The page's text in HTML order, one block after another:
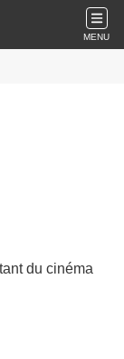
MENU
du cinéma